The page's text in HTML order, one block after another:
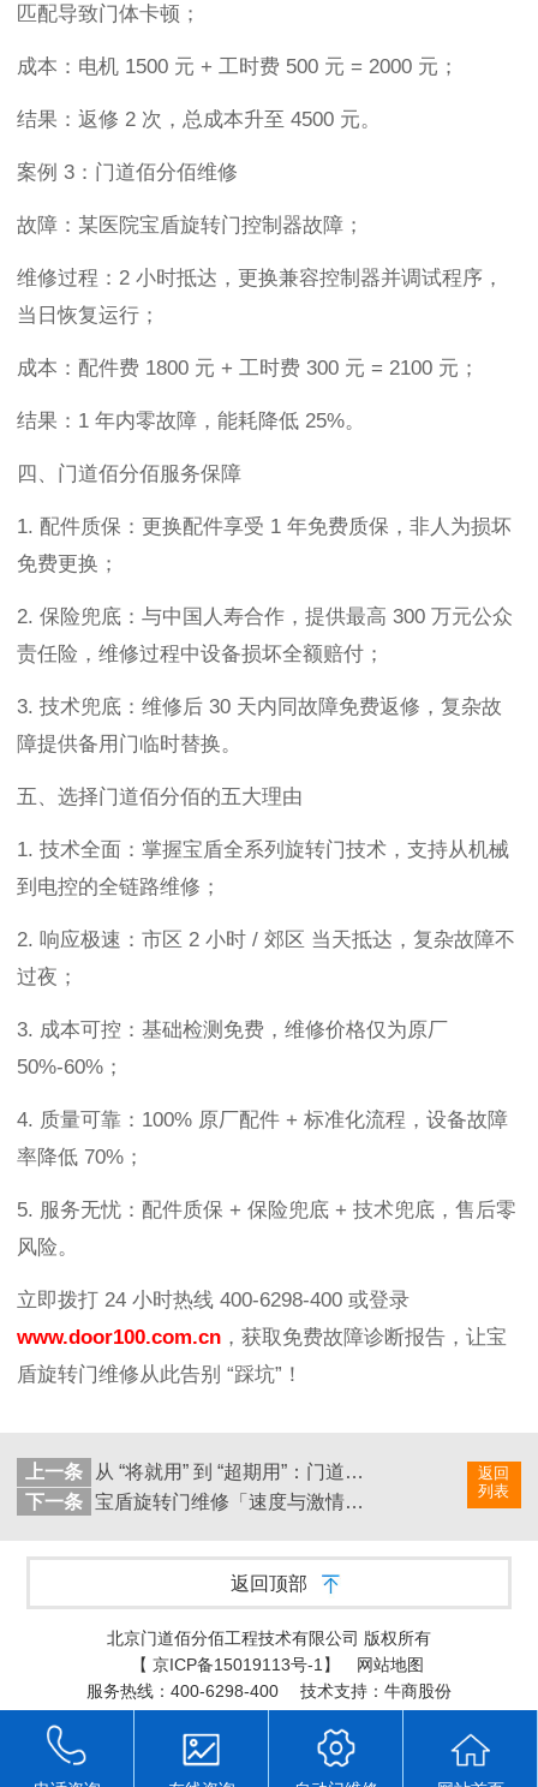
匹配导致门体卡顿；
成本：电机 1500 元 + 工时费 500 元 = 2000 元；
结果：返修 2 次，总成本升至 4500 元。
案例 3：门道佰分佰维修
故障：某医院宝盾旋转门控制器故障；
维修过程：2 小时抵达，更换兼容控制器并调试程序，
当日恢复运行；
成本：配件费 1800 元 + 工时费 300 元 = 2100 元；
结果：1 年内零故障，能耗降低 25%。
四、门道佰分佰服务保障
1. 配件质保：更换配件享受 1 年免费质保，非人为损坏
免费更换；
2. 保险兜底：与中国人寿合作，提供最高 300 万元公众
责任险，维修过程中设备损坏全额赔付；
3. 技术兜底：维修后 30 天内同故障免费返修，复杂故
障提供备用门临时替换。
五、选择门道佰分佰的五大理由
1. 技术全面：掌握宝盾全系列旋转门技术，支持从机械
到电控的全链路维修；
2. 响应极速：市区 2 小时 / 郊区 当天抵达，复杂故障不
过夜；
3. 成本可控：基础检测免费，维修价格仅为原厂
50%-60%；
4. 质量可靠：100% 原厂配件 + 标准化流程，设备故障
率降低 70%；
5. 服务无忧：配件质保 + 保险兜底 + 技术兜底，售后零
风险。
立即拨打 24 小时热线 400-6298-400 或登录
www.door100.com.cn ，获取免费故障诊断报告，让宝
盾旋转门维修从此告别 “踩坑”！
返回
列表
上一条
从 “将就用” 到 “超期用”：门道佰分佰如何延长托马斯旋转门寿命​
下一条
宝盾旋转门维修「速度与激情」：门道佰分佰如何碾压传统服务商？
返回顶部
北京门道佰分佰工程技术有限公司 版权所有
【 京ICP备15019113号-1】 网站地图
服务热线：400-6298-400 技术支持：牛商股份